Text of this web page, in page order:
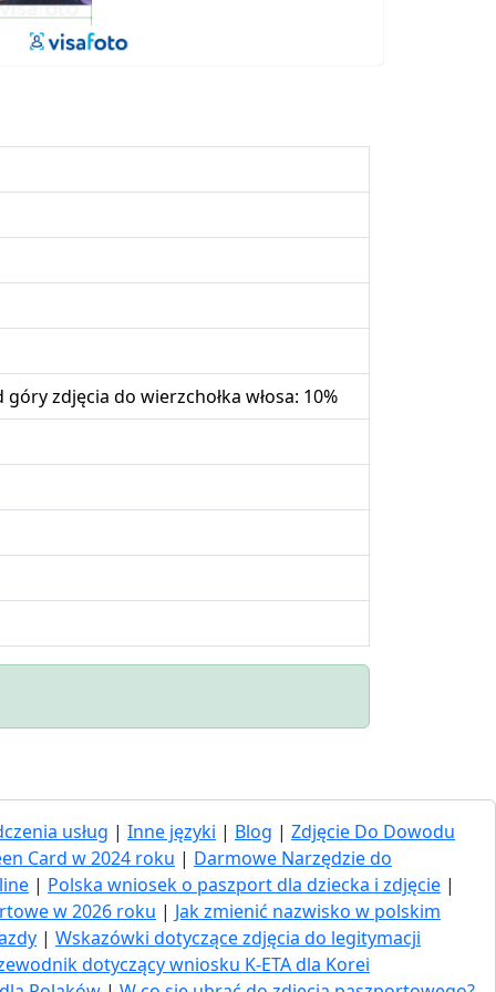
zdjęcia do wierzchołka włosa: 10%
usług | Inne języki | Blog | Zdjęcie Do Dowodu
Card w 2024 roku | Darmowe Narzędzie do
| Polska wniosek o paszport dla dziecka i zdjęcie |
w 2026 roku | Jak zmienić nazwisko w polskim
| Wskazówki dotyczące zdjęcia do legitymacji
dotyczący wniosku K-ETA dla Korei